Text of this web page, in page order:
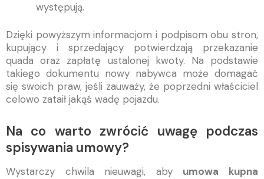
występują.
Dzięki powyższym informacjom i podpisom obu stron,
kupujący i sprzedający potwierdzają przekazanie
quada oraz zapłatę ustalonej kwoty. Na podstawie
takiego dokumentu nowy nabywca może domagać
się swoich praw, jeśli zauważy, że poprzedni właściciel
celowo zataił jakąś wadę pojazdu.
Na co warto zwrócić uwagę podczas
spisywania umowy?
Wystarczy chwila nieuwagi, aby umowa kupna